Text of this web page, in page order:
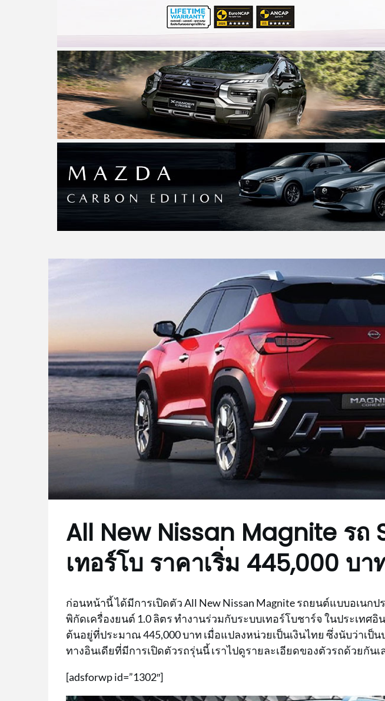
All New Nissan Magnite รถ
เทอร์โบ ราคาเริ่ม 445,000 บา
ก่อนหน้านี้ ได้มีการเปิดตัว All New Nissan Magnite รถยนต์แบบอเนกป
พิกัดเครื่องยนต์ 1.0 ลิตร ทำงานร่วมกับระบบเทอร์โบชาร์จ ในประเทศอิ
ต้นอยู่ที่ประมาณ 445,000 บาท เมื่อแปลงหน่วยเป็นเงินไทย ซึ่งนับว่าเป็
ทางอินเดียที่มีการเปิดตัวรถรุ่นนี้ เราไปดูรายละเอียดของตัวรถด้วยกันเ
[adsforwp id=”1302″]